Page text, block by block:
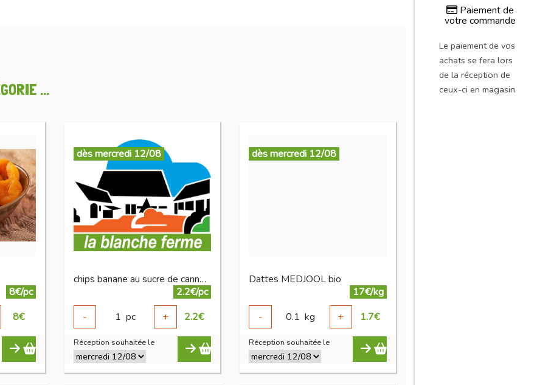
...
8€/pc
8€
dès mercredi 12/08
chips banane au sucre de canne 125 g
2.2€/pc
-
1 pc + 2.2€
Réception souhaitée le
dès mercredi 12/08
Dattes MEDJOOL bio
17€/kg
-
0.1 kg + 1.7€
Réception souhaitée le
Paiement de
votre commande
Le paiement de vos
achats se fera lors
de la réception de
ceux-ci en magasin